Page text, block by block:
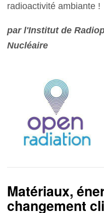
radioactivité ambiante !
par l'Institut de
Nucléaire
Matériaux,
changement